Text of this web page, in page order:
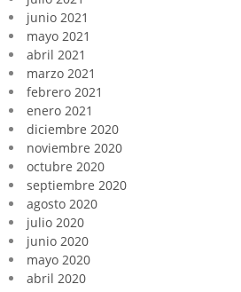
junio 2021
mayo 2021
abril 2021
marzo 2021
febrero 2021
enero 2021
diciembre 2020
noviembre 2020
octubre 2020
septiembre 2020
agosto 2020
julio 2020
junio 2020
mayo 2020
abril 2020